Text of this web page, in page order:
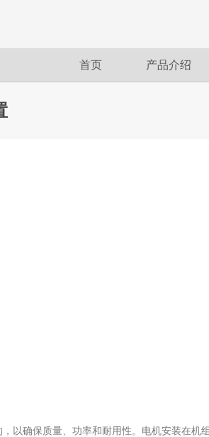
首页 产品介绍
以确保质量、功率和耐用性。电机安装在机